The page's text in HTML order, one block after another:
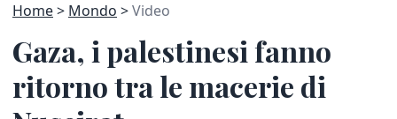
Home Mondo Video
Gaza, i palestinesi fanno
ritorno tra le macerie di